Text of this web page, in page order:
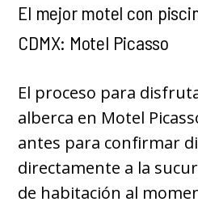
El mejor motel con
CDMX: Motel Picasso
El proceso para
alberca en Motel
antes para confirmar
directamente a la
de habitación al